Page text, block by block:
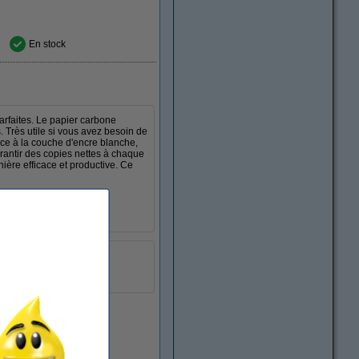
En stock
Le papier carbone
Très utile si vous avez besoin de
à la couche d'encre blanche,
des copies nettes à chaque
efficace et productive. Ce
En stock